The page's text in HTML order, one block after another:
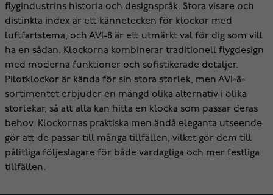
flygindustrins historia och designspråk. Stora visare och
distinkta index är ett kännetecken för klockor med
luftfartstema, och AVI-8 är ett utmärkt val för dig som vill
ha en sådan. Klockorna kombinerar traditionell flygdesign
med moderna funktioner och sofistikerade detaljer.
Pilotklockor är kända för sin stora storlek, men AVI-8-
sortimentet erbjuder en mängd olika alternativ i olika
storlekar, så att alla kan hitta en klocka som passar deras
behov. Klockornas praktiska men ändå eleganta utseende
gör att de passar till många tillfällen, vilket gör dem till
pålitliga följeslagare för både vardagliga och mer festliga
tillfällen.